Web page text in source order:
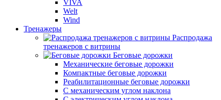
VIVA
Welt
Wind
Тренажеры
Распродажа
тренажеров с витрины
Беговые дорожки
Механические беговые дорожки
Компактные беговые дорожки
Реабилитационные беговые дорожки
С механическим углом наклона